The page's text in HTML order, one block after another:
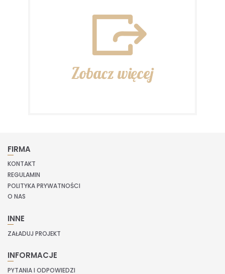
Zobacz więcej
FIRMA
KONTAKT
REGULAMIN
POLITYKA PRYWATNOŚCI
O NAS
INNE
ZAŁADUJ PROJEKT
INFORMACJE
PYTANIA I ODPOWIEDZI